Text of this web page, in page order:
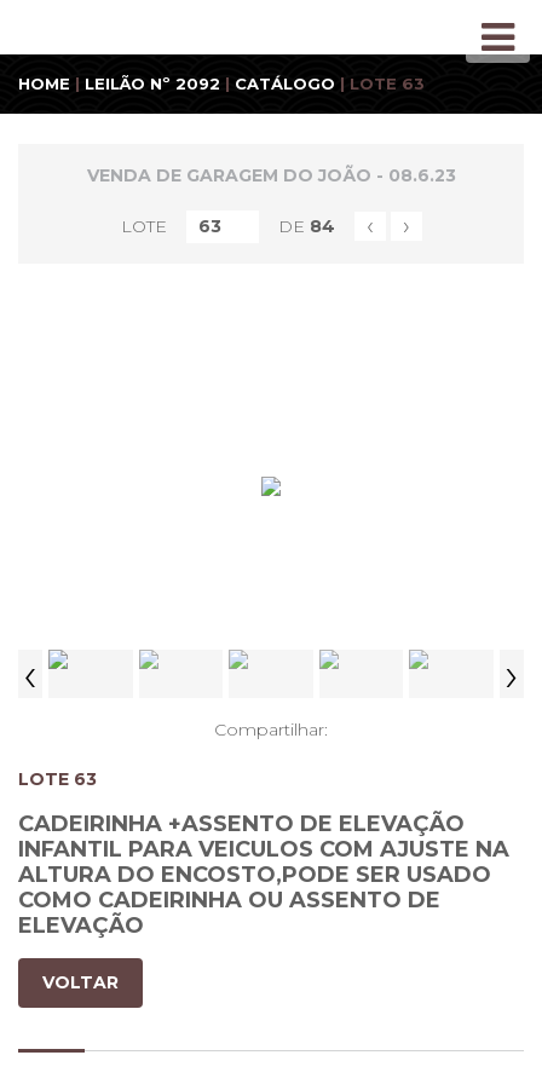
HOME | LEILÃO Nº 2092 | CATÁLOGO | LOTE 63
VENDA DE GARAGEM DO JOÃO - 08.6.23
LOTE DE 84 ‹ ›
‹ ›
Compartilhar:
LOTE 63
CADEIRINHA +ASSENTO DE ELEVAÇÃO
INFANTIL PARA VEICULOS COM AJUSTE NA
ALTURA DO ENCOSTO,PODE SER USADO
COMO CADEIRINHA OU ASSENTO DE
ELEVAÇÃO
VOLTAR